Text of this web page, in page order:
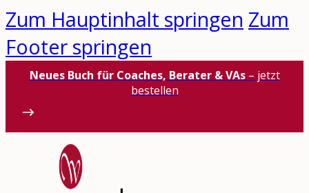
Zum Hauptinhalt springen Zum
Footer springen
Neues Buch für Coaches, Berater & VAs– jetzt
bestellen